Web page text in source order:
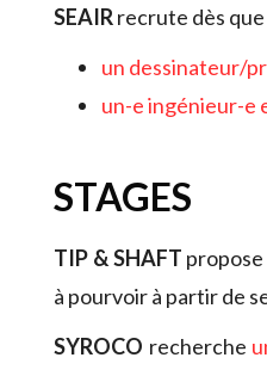
SEAIRrecrute dès
un dessinateur/
un-e ingénieur-e
STAGES
TIP & SHAFT propose
à pourvoir à partir de
SYROCO recherche